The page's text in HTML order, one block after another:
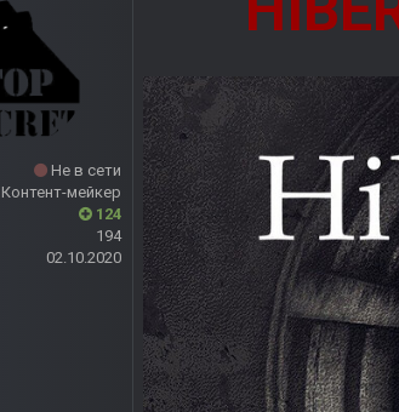
Не в сети
Контент-мейкер
124
194
02.10.2020